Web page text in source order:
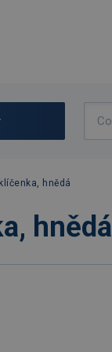
hnědá
hnědá